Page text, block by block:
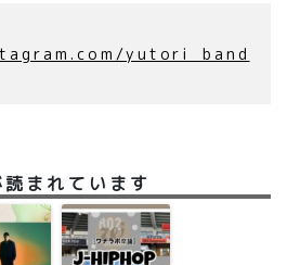
yutori_band
まれています